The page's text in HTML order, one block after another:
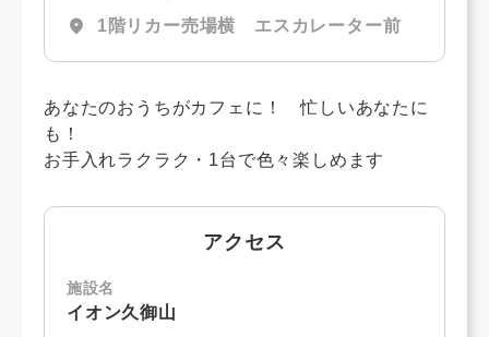
location_on 1階リカー売場横 エスカレーター前
あなたのおうちがカフェに！ 忙しいあなたに
も！
お手入れラクラク・1台で色々楽しめます
アクセス
施設名
イオン久御山